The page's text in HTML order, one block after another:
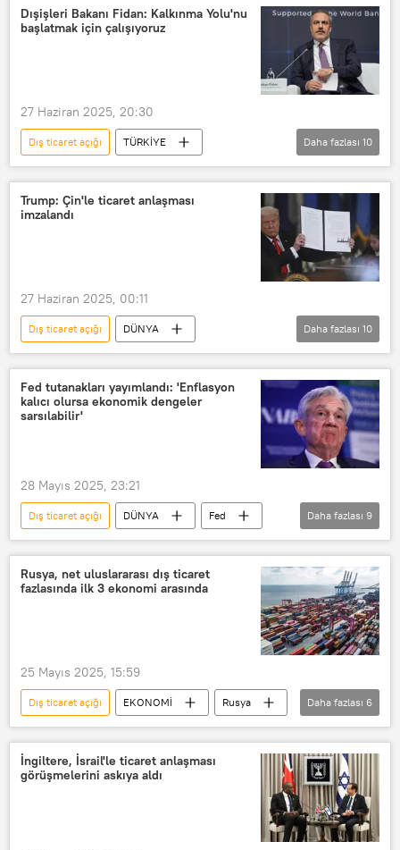
Halk Partisi (Güney Kore)
Ticaret
E-ticaret
Ticaret Bakanlığı
Dışişleri Bakanı Fidan: Kalkınma Yolu'nu
başlatmak için çalışıyoruz
27 Haziran 2025, 20:30
Dış ticaret açığı
TÜRKİYE
Hakan Fidan
Yol
yol çalışması
yol haritası
Ticaret
Daha fazlası 10
Trump: Çin'le ticaret anlaşması
imzalandı
27 Haziran 2025, 00:11
Dış ticaret açığı
DÜNYA
Donald Trump
Çarşamba
Çin
ABD
Ticaret
Çin Ticaret Bakanlığı
E-ticaret
Daha fazlası 10
Fed tutanakları yayımlandı: 'Enflasyon
kalıcı olursa ekonomik dengeler
sarsılabilir'
28 Mayıs 2025, 23:21
Dış ticaret açığı DÜNYA
Fed
ABD
ABD Hazine Bakanlığı
ABD hegemonyası
Ticaret
Çin Ticaret Bakanlığı
Ticaret Bakanlığı
Daha fazlası 9
Rusya, net uluslararası dış ticaret
fazlasında ilk 3 ekonomi arasında
25 Mayıs 2025, 15:59
Dış ticaret açığı EKONOMİ
Rusya
Almanya
Sputnik
Çin
Dış ticaret
ABD Türkiye
Daha fazlası 6
İngiltere, İsrail'le ticaret anlaşması
görüşmelerini askıya aldı